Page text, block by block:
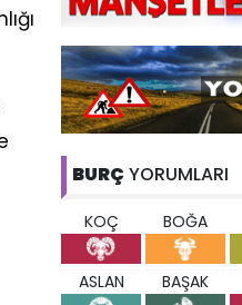
BURÇ YORUMLARI
KOÇ BOĞA
ASLAN BAŞAK